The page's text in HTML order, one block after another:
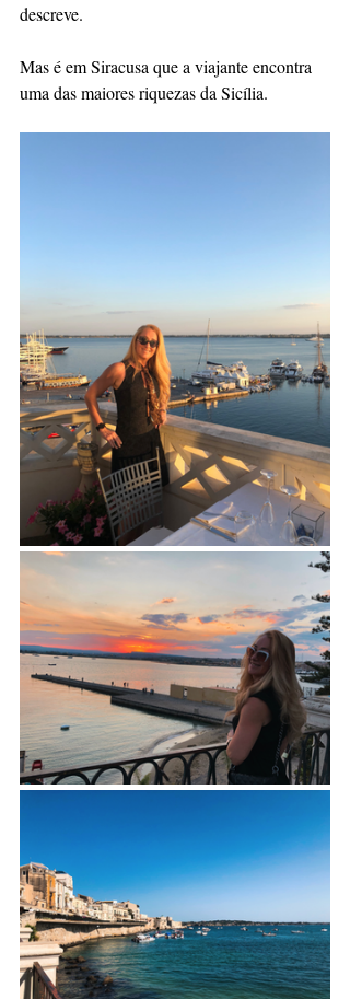
descreve.
Mas é em Siracusa que a viajante encontra
uma das maiores riquezas da Sicília.